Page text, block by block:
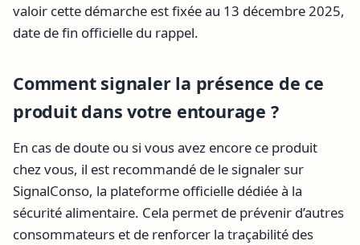
valoir cette démarche est fixée au 13 décembre 2025,
date de fin officielle du rappel.
Comment signaler la présence de ce
produit dans votre entourage ?
En cas de doute ou si vous avez encore ce produit
chez vous, il est recommandé de le signaler sur
SignalConso, la plateforme officielle dédiée à la
sécurité alimentaire. Cela permet de prévenir d’autres
consommateurs et de renforcer la traçabilité des